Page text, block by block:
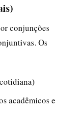
conjunções
Os
acadêmicos e